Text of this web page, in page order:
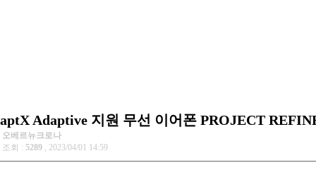
aptX Adaptive 지원 무선 이어폰 PROJECT
오베르뉴크로나
조회 : 5289 , 2023/04/01 14:59